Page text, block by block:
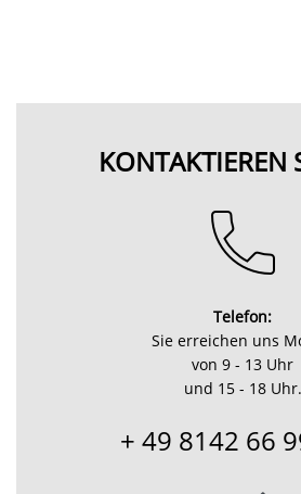
KONTAKTIEREN
Telefon:
Sie erreichen uns
von 9 - 13 Uhr
und 15 - 18 Uhr.
+ 49 8142 66